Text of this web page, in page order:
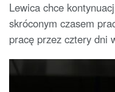
Lewica chce
skróconym czasem
pracę przez cztery dni